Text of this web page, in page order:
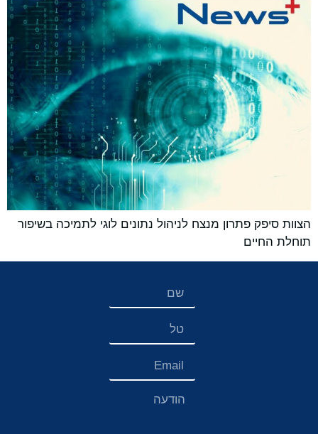
הצוות סיפק פתרון מנצח לניהול נתונים לוגי לתמיכה בשיפור
תוחלת החיים